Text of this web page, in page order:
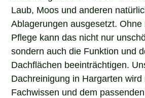
Laub, Moos und anderen
Ablagerungen ausgesetzt.
Pflege kann das nicht nur
sondern auch die Funktion und
Dachflächen beeinträchtigen.
Dachreinigung in Hargarten wird
Fachwissen und dem